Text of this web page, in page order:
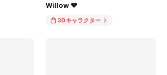
Willow ♥
3Dキャラクター